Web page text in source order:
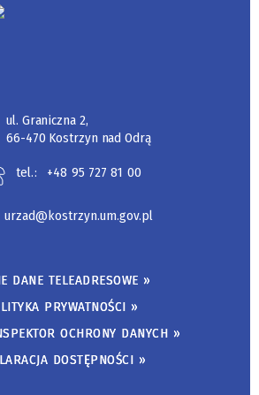
ul. Graniczna 2,
66-470 Kostrzyn nad Odrą
tel.: +48 95 727 81 00
urzad@kostrzyn.um.gov.pl
DANE TELEADRESOWE »
PRYWATNOŚCI »
OCHRONY DANYCH »
DOSTĘPNOŚCI »